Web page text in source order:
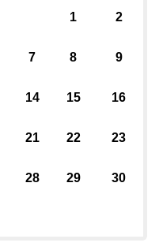
1 2
7 8 9
14 15 16
21 22 23
28 29 30